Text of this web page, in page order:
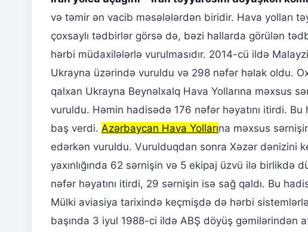
və təmir ən vacib məsələlərdən biridir. Hava yolları
çoxsaylı tədbirlər görsə də, bəzi hallarda görülən
hərbi müdaxilələrlə vurulmasıdır. 2014-cü ildə
Ukrayna üzərində vuruldu və 298 nəfər həlak oldu.
qalxan Ukrayna Beynəlxalq Hava Yollarına məxsus
vuruldu. Həmin hadisədə 176 nəfər həyatını itirdi.
baş verdi. Azərbaycan Hava Yollarına məxsus
edərkən vuruldu. Vurulduqdan sonra Xəzər dənizini
yaxınlığında 62 sərnişin və 5 ekipaj üzvü ilə
nəfər həyatını itirdi, 29 sərnişin isə sağ qaldı. Bu
Mülki aviasiya tarixində keçmişdə də hərbi
başında 3 iyul 1988-ci ildə ABŞ döyüş